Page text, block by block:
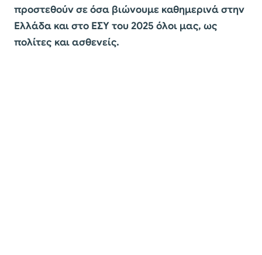
προστεθούν σε όσα βιώνουμε καθημερινά στην
Ελλάδα και στο ΕΣΥ του 2025 όλοι μας, ως
πολίτες και ασθενείς.